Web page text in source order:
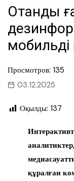
Отандық
Просмотров: 135
03.12.2025
Оқылды: 137
құралған